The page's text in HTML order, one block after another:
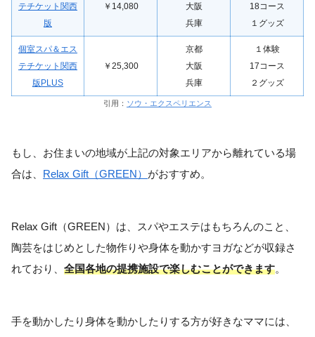
テチケット関西
版
￥14,080
大阪
兵庫
18コース
１グッズ
個室スパ＆エス
テチケット関西
版PLUS
￥25,300
京都
大阪
兵庫
１体験
17コース
２グッズ
引用： ソウ・エクスペリエンス
もし、お住まいの地域が上記の対象エリアから離れている場
合は、 Relax Gift（GREEN） がおすすめ。
Relax Gift（GREEN）は、スパやエステはもちろんのこと、
陶芸をはじめとした物作りや身体を動かすヨガなどが収録さ
れており、 全国各地の提携施設で楽しむことができます。
手を動かしたり身体を動かしたりする方が好きなママには、